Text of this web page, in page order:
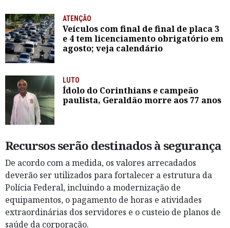
ATENÇÃO
Veículos com final de final de placa 3
e 4 tem licenciamento obrigatório em
agosto; veja calendário
LUTO
Ídolo do Corinthians e campeão
paulista, Geraldão morre aos 77 anos
Recursos serão destinados à segurança
De acordo com a medida, os valores arrecadados
deverão ser utilizados para fortalecer a estrutura da
Polícia Federal, incluindo a modernização de
equipamentos, o pagamento de horas e atividades
extraordinárias dos servidores e o custeio de planos de
saúde da corporação.